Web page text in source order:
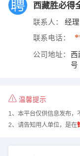
西藏胜必得
联系人： 经理
联系电话：
公司地址：
西
号
温馨提示
1、本平台仅供信息发布，
2、请告知用人单位，是在